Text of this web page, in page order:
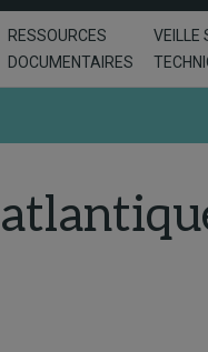
RESSOURCES
DOCUMENTAIRES
VEILLE